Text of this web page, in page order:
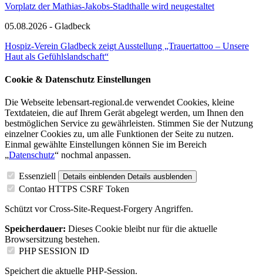
Vorplatz der Mathias-Jakobs-Stadthalle wird neugestaltet
05.08.2026 - Gladbeck
Hospiz-Verein Gladbeck zeigt Ausstellung „Trauertattoo – Unsere
Haut als Gefühlslandschaft“
Cookie & Datenschutz Einstellungen
Die Webseite lebensart-regional.de verwendet Cookies, kleine
Textdateien, die auf Ihrem Gerät abgelegt werden, um Ihnen den
bestmöglichen Service zu gewährleisten. Stimmen Sie der Nutzung
einzelner Cookies zu, um alle Funktionen der Seite zu nutzen.
Einmal gewählte Einstellungen können Sie im Bereich
„Datenschutz“ nochmal anpassen.
Essenziell Details einblenden Details ausblenden
Contao HTTPS CSRF Token
Schützt vor Cross-Site-Request-Forgery Angriffen.
Speicherdauer: Dieses Cookie bleibt nur für die aktuelle
Browsersitzung bestehen.
PHP SESSION ID
Speichert die aktuelle PHP-Session.